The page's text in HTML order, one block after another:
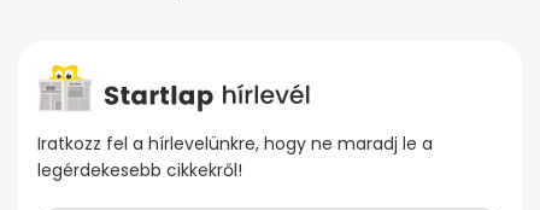
Iratkozz fel a hírlevelünkre, hogy ne maradj le a
legérdekesebb cikkekről!